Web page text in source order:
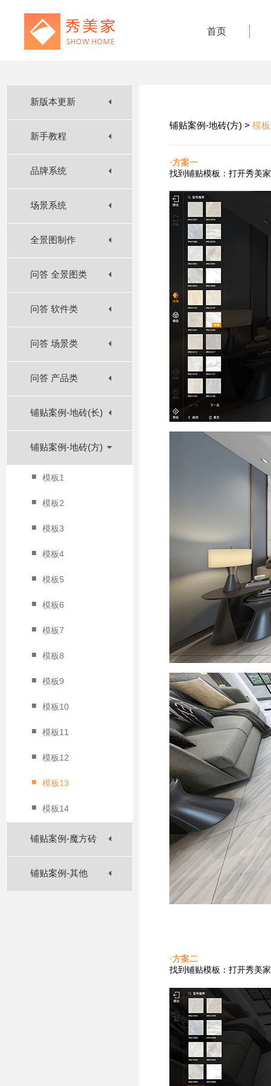
首页
新版本更新
新手教程
品牌系统
场景系统
全景图制作
问答 全景图类
问答 软件类
问答 场景类
问答 产品类
铺贴案例-地砖(长)
铺贴案例-地砖(方)
■ 模板1
■ 模板2
■ 模板3
■ 模板4
■ 模板5
■ 模板6
■ 模板7
■ 模板8
■ 模板9
■ 模板10
■ 模板11
■ 模板12
■ 模板13
■ 模板14
铺贴案例-魔方砖
铺贴案例-其他
铺贴案例-地砖(方) > 模
·方案一
找到铺贴模板：打开秀美
·方案二
找到铺贴模板：打开秀美